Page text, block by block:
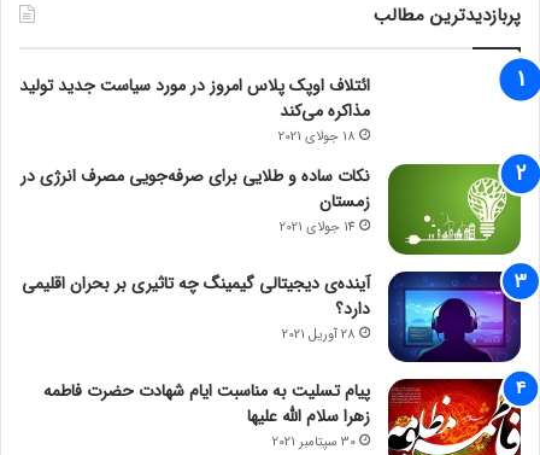
پربازدیدترین مطالب
ائتلاف اوپک پلاس امروز در مورد سیاست جدید تولید
مذاکره می‌کند
18 جولای 2021
نکات ساده و طلایی برای صرفه‌جویی مصرف انرژی در
زمستان
14 جولای 2021
آینده‌ی دیجیتالی گیمینگ چه تاثیری بر بحران اقلیمی
دارد؟
28 آوریل 2021
پیام تسلیت به مناسبت ایام شهادت حضرت فاطمه
زهرا سلام الله علیها
30 سپتامبر 2021